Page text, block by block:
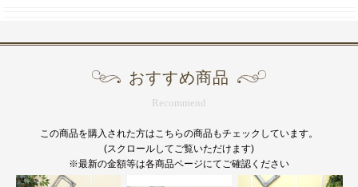
おすすめ商品
Recommend
この商品を購入された方はこちらの商品もチェックしています。
(スクロールしてご覧いただけます)
※最新の金額等は各商品ページにてご確認ください